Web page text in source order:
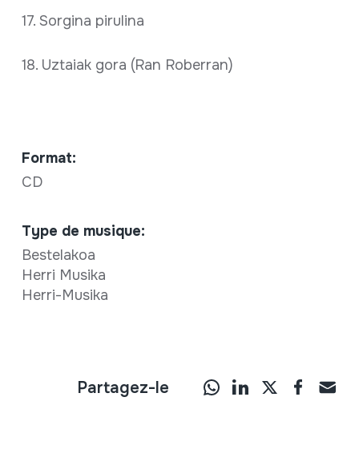
17. Sorgina pirulina
18. Uztaiak gora (Ran Roberran)
Format:
CD
Type de musique:
Bestelakoa
Herri Musika
Herri-Musika
Partagez-le